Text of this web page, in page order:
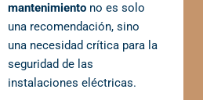
mantenimiento no es solo
una recomendación, sino
una necesidad crítica para la
seguridad de las
instalaciones eléctricas.